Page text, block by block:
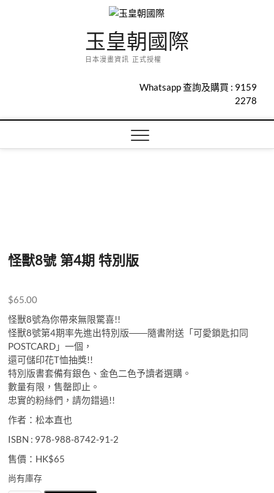
玉皇朝國際
日本漫畫資訊 正式授權
Whatsapp 查詢及購買 : 9159
2278
怪獸8號 第4期 特別版
$65.00
怪獸8號為你帶來無限驚喜!!
怪獸8號第4期率先進出特別版――隨書附送「可愛鎖匙扣同
POSTCARD」一個，
還可儲印花T恤抽獎!!
特別版書套備有銀色、金色二色予讀者選購。
數量有限，售罄即止。
忠實的粉絲們，請勿錯過!!
作者：松本直也
ISBN : 978-988-8742-91-2
售價：HK$65
尚有庫存